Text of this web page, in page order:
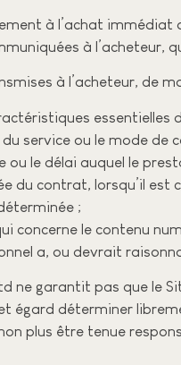
à l’achat immédiat
à l’acheteur,
à l’acheteur, de
essentielles
du service ou le mode de
ou le délai auquel le
du contrat, lorsqu’il
;
concerne le contenu
a, ou devrait
ne garantit pas que le
égard déterminer
plus être tenue